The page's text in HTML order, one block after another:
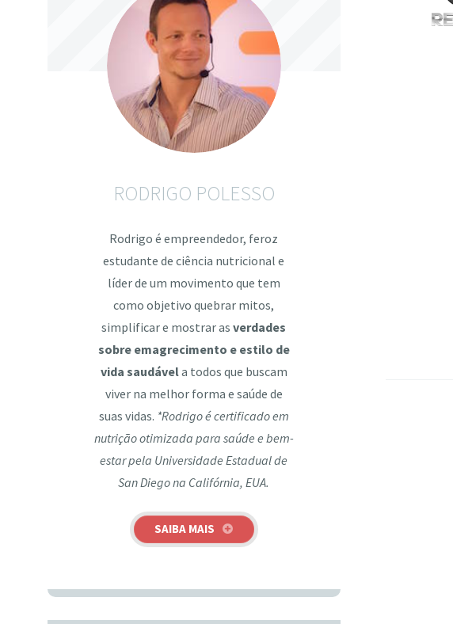
RODRIGO POLESSO
Rodrigo é empreendedor, feroz
estudante de ciência nutricional e
líder de um movimento que tem
como objetivo quebrar mitos,
simplificar e mostrar asverdades
sobre emagrecimento e estilo de
vida saudávela todos que buscam
viver na melhor forma e saúde de
suas vidas. *Rodrigo é certificado em
nutrição otimizada para saúde e bem-
estar pela Universidade Estadual de
San Diego na Califórnia, EUA.
SAIBA MAIS